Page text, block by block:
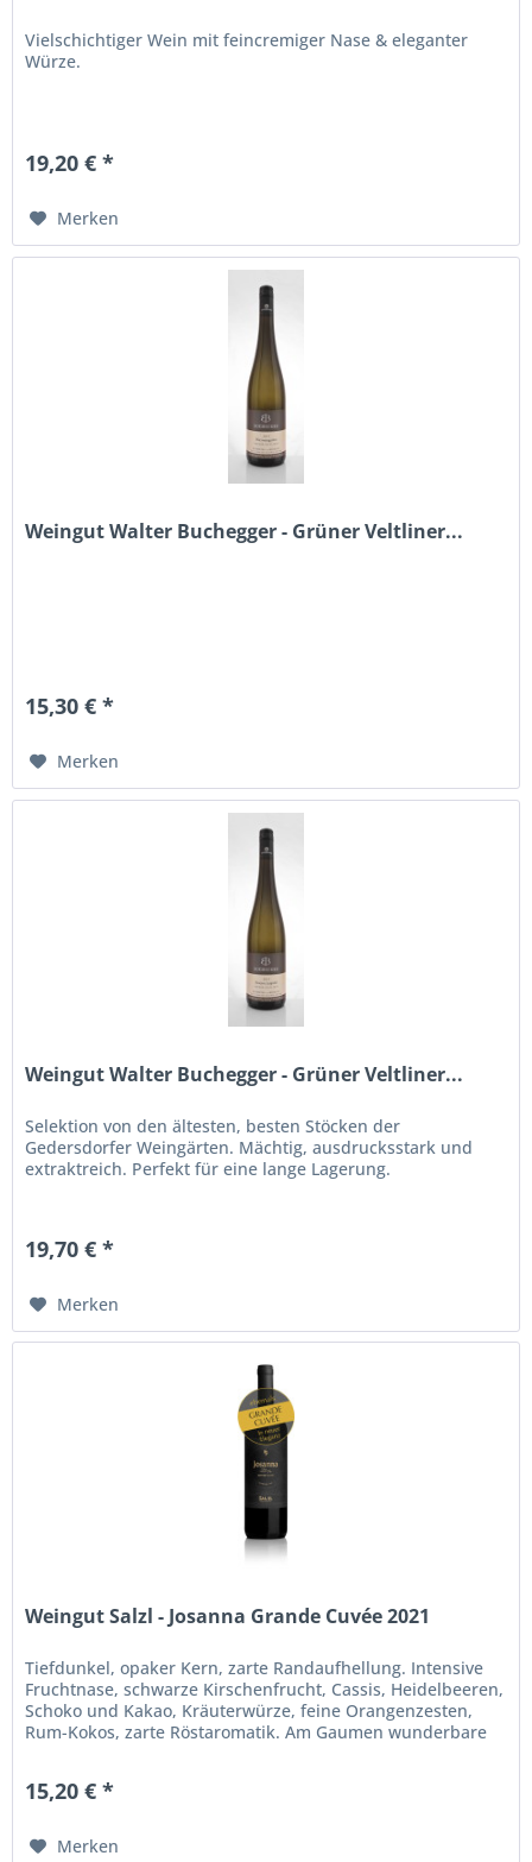
Vielschichtiger Wein mit feincremiger Nase & eleganter
Würze.
19,20 € *
Merken
Weingut Walter Buchegger - Grüner Veltliner...
15,30 € *
Merken
Weingut Walter Buchegger - Grüner Veltliner...
Selektion von den ältesten, besten Stöcken der
Gedersdorfer Weingärten. Mächtig, ausdrucksstark und
extraktreich. Perfekt für eine lange Lagerung.
19,70 € *
Merken
Weingut Salzl - Josanna Grande Cuvée 2021
Tiefdunkel, opaker Kern, zarte Randaufhellung. Intensive
Fruchtnase, schwarze Kirschenfrucht, Cassis, Heidelbeeren,
Schoko und Kakao, Kräuterwürze, feine Orangenzesten,
Rum-Kokos, zarte Röstaromatik. Am Gaumen wunderbare
geschmeidige Tannine, Espresso und Vanille, saftige...
15,20 € *
Merken